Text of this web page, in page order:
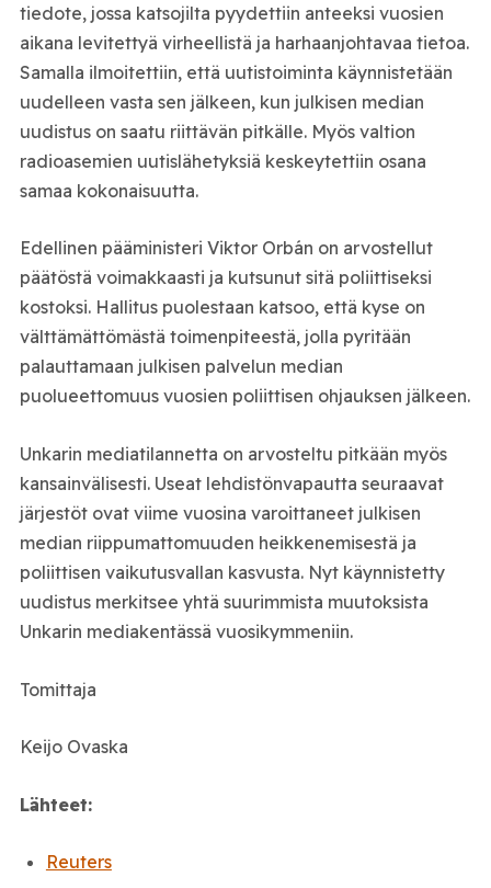
tiedote, jossa katsojilta pyydettiin anteeksi vuosien
aikana levitettyä virheellistä ja harhaanjohtavaa tietoa.
Samalla ilmoitettiin, että uutistoiminta käynnistetään
uudelleen vasta sen jälkeen, kun julkisen median
uudistus on saatu riittävän pitkälle. Myös valtion
radioasemien uutislähetyksiä keskeytettiin osana
samaa kokonaisuutta.
Edellinen pääministeri Viktor Orbán on arvostellut
päätöstä voimakkaasti ja kutsunut sitä poliittiseksi
kostoksi. Hallitus puolestaan katsoo, että kyse on
välttämättömästä toimenpiteestä, jolla pyritään
palauttamaan julkisen palvelun median
puolueettomuus vuosien poliittisen ohjauksen jälkeen.
Unkarin mediatilannetta on arvosteltu pitkään myös
kansainvälisesti. Useat lehdistönvapautta seuraavat
järjestöt ovat viime vuosina varoittaneet julkisen
median riippumattomuuden heikkenemisestä ja
poliittisen vaikutusvallan kasvusta. Nyt käynnistetty
uudistus merkitsee yhtä suurimmista muutoksista
Unkarin mediakentässä vuosikymmeniin.
Tomittaja
Keijo Ovaska
Lähteet:
Reuters